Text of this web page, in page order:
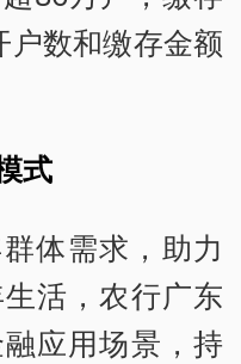
数和缴存金额
式
体需求，助力
活，农行广东
应用场景，持